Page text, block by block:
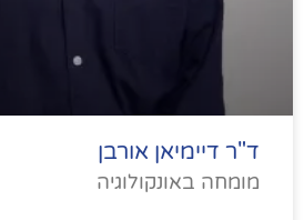
ד"ר דיימיאן אורבן
מומחה באונקולוגיה